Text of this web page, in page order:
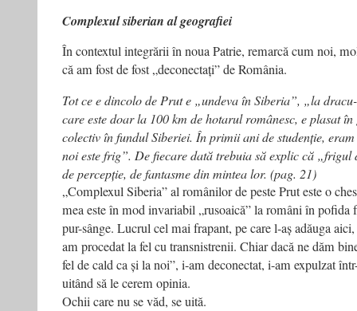
Complexul siberian al geografiei
În contextul integrării în noua Patrie, remarcă cum noi,
că am fost de fost „deconectați” de România.
Tot ce e dincolo de Prut e „undeva în Siberia”, „la
care este doar la 100 km de hotarul românesc, e plasat
colectiv în fundul Siberiei. În primii ani de studenție,
noi este frig”. De fiecare dată trebuia să explic că „frigul
de percepție, de fantasme din mintea lor. (pag. 21)
„Complexul Siberia” al românilor de peste Prut este o
mea este în mod invariabil „rusoaică” la români în pofida
pur-sânge. Lucrul cel mai frapant, pe care l-aș adăuga
am procedat la fel cu transnistrenii. Chiar dacă ne dăm
fel de cald ca și la noi”, i-am deconectat, i-am expulzat
uitând să le cerem opinia.
Ochii care nu se văd, se uită.